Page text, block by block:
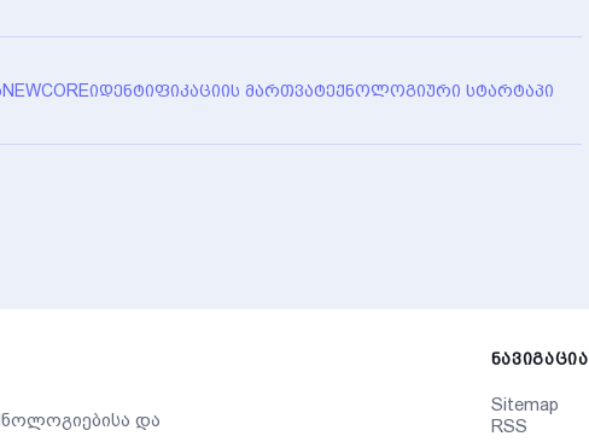
NEWCOREᲘᲓᲔᲜᲢᲘᲤᲘᲙᲐᲪᲘᲘᲡ ᲛᲐᲠᲗᲕᲐᲢᲔᲥᲜᲝᲚᲝᲒᲘᲣᲠᲘ ᲡᲢᲐᲠᲢᲐᲞᲘ
და
ᲜᲐᲕᲘᲒᲐᲪᲘᲐ
Sitemap
RSS